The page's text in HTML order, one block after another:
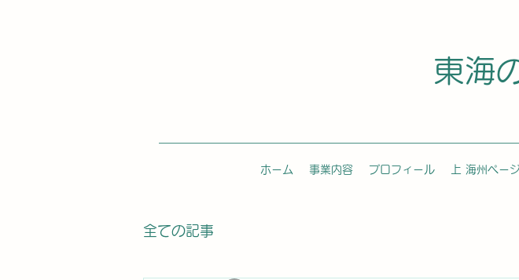
東海
ホーム 事業内容 プロフィール 上 海州ペー
全ての記事